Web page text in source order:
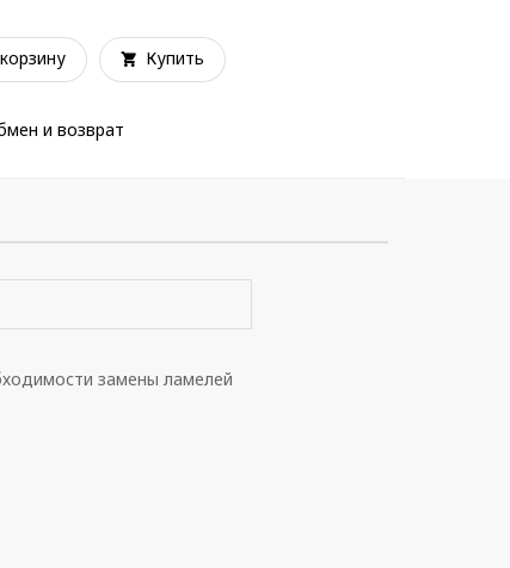
Купить
и возврат
замены ламелей